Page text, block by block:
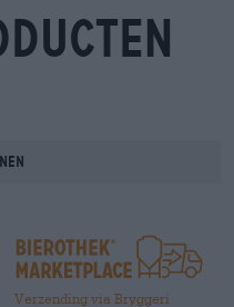
Verzending via Bryggeri